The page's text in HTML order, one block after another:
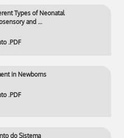
Types of Neonatal
and …
.PDF
in Newborns
.PDF
do Sistema